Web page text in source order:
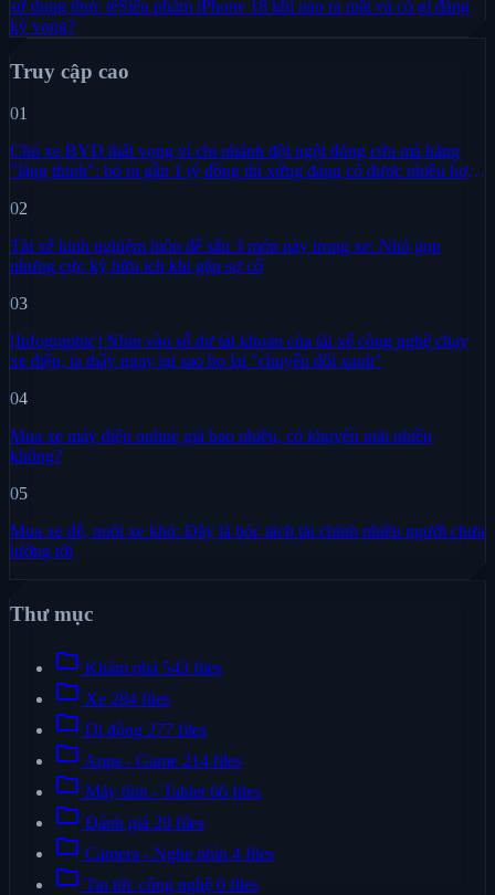
sử dụng thực tếSiêu phẩm iPhone 18 khi nào ra mắt và có gì đáng
kỳ vọng?
Truy cập cao
01
Chủ xe BYD thất vọng vì chi nhánh đột ngột đóng cửa mà hãng
"lặng thinh": bỏ ra gần 1 tỷ đồng thì xứng đáng có được nhiều hơn
02
Tài xế kinh nghiệm luôn để sẵn 3 món này trong xe: Nhỏ gọn
nhưng cực kỳ hữu ích khi gặp sự cố
03
[Infographic] Nhìn vào số dư tài khoản của tài xế công nghệ chạy
xe điện, ta thấy ngay tại sao họ lại "chuyển đổi xanh"
04
Mua xe máy điện online giá bao nhiêu, có khuyến mãi nhiều
không?
05
Mua xe dễ, nuôi xe khó: Đây là bóc tách tài chính nhiều người chưa
lường tới
Thư mục
folder Khám phá 543 files
folder Xe 284 files
folder Di động 277 files
folder Apps - Game 214 files
folder Máy tính - Tablet 66 files
folder Đánh giá 20 files
folder Camera - Nghe nhìn 4 files
folder Tin tức công nghệ 0 files